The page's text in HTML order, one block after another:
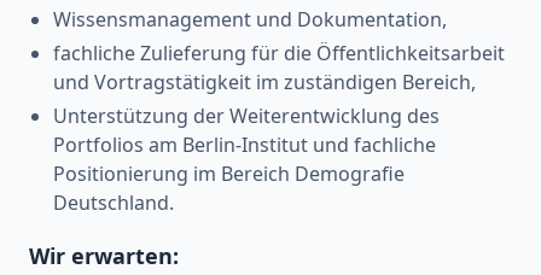
Wissensmanagement und Dokumentation,
fachliche Zulieferung für die Öffentlichkeitsarbeit
und Vortragstätigkeit im zuständigen Bereich,
Unterstützung der Weiterentwicklung des
Portfolios am Berlin-Institut und fachliche
Positionierung im Bereich Demografie
Deutschland.
Wir erwarten: